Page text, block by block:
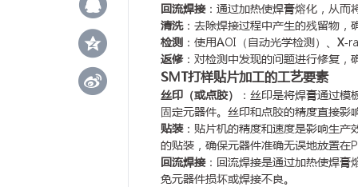
回流焊接：通过加热使焊膏熔化，从而
清洗：去除焊接过程中产生的残留物，
检测 ：使用AOI（自动光学检测）、X-
返修：对检测中发现的问题进行修复，
SMT打样贴片加工的工艺要素
丝印（或点胶）
：丝印是将焊膏通过
固定元器件。丝印和点胶的精度直接影
贴装：贴片机的精度和速度是影响生产
的贴装，确保元器件准确无误地放置在
回流焊接：回流焊接是通过加热使焊膏
免元器件损坏或焊接不良。